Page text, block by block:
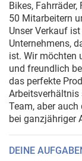
Bikes,
50 Mitarbeitern
Unser Verkauf
Unternehmens,
ist. Wir möchten
und freundlich
das perfekte
Team, aber
bei ganzjähriger
DEINE